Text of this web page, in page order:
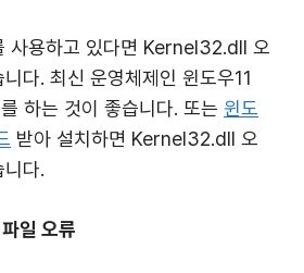
사용하고 있다면 Kernel32.dll 오
다. 최신 운영체제인 윈도우11
하는 것이 좋습니다. 또는 윈도
받아 설치하면 Kernel32.dll 오
다.
일 오류